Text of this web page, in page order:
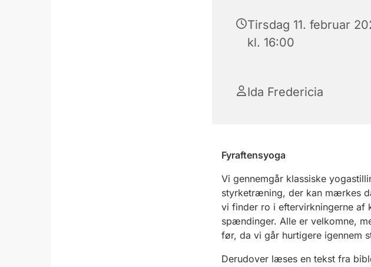
Tirsdag 11. februar
kl. 16:00
Ida Fredericia
Fyraftensyoga
Vi gennemgår klassiske
styrketræning, der kan mærkes
vi finder ro i eftervirkningerne af
spændinger. Alle er velkomne,
før, da vi går hurtigere igennem
Derudover læses en tekst fra